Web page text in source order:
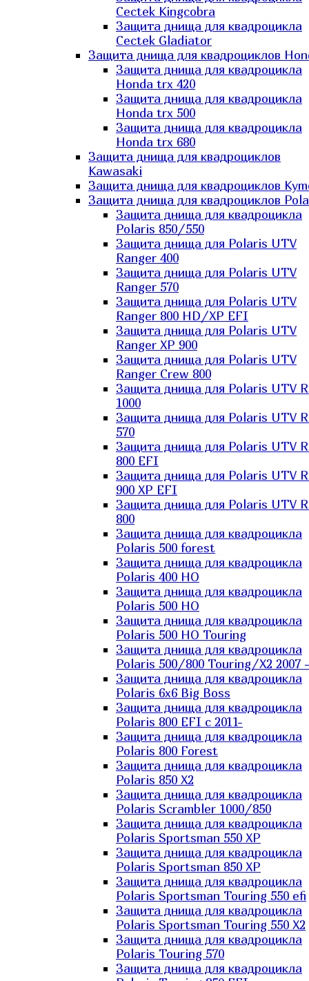
Cectek Kingcobra
Защита днища для квадроцикла
Cectek Gladiator
Защита днища для квадроциклов
Защита днища для квадроцикла
Honda trx 420
Защита днища для квадроцикла
Honda trx 500
Защита днища для квадроцикла
Honda trx 680
Защита днища для квадроциклов
Kawasaki
Защита днища для квадроциклов
Защита днища для квадроциклов
Защита днища для квадроцикла
Polaris 850/550
Защита днища для Polaris UTV
Ranger 400
Защита днища для Polaris UTV
Ranger 570
Защита днища для Polaris UTV
Ranger 800 HD/XP EFI
Защита днища для Polaris UTV
Ranger XP 900
Защита днища для Polaris UTV
Ranger Сrew 800
Защита днища для Polaris UTV
1000
Защита днища для Polaris UTV
570
Защита днища для Polaris UTV
800 EFI
Защита днища для Polaris UTV
900 XP EFI
Защита днища для Polaris UTV
800
Защита днища для квадроцикла
Polaris 500 forest
Защита днища для квадроцикла
Polaris 400 HO
Защита днища для квадроцикла
Polaris 500 HO
Защита днища для квадроцикла
Polaris 500 HO Touring
Защита днища для квадроцикла
Polaris 500/800 Touring/X2 2007 -
Защита днища для квадроцикла
Polaris 6х6 Big Boss
Защита днища для квадроцикла
Polaris 800 EFI с 2011-
Защита днища для квадроцикла
Polaris 800 Forest
Защита днища для квадроцикла
Polaris 850 X2
Защита днища для квадроцикла
Polaris Scrambler 1000/850
Защита днища для квадроцикла
Polaris Sportsman 550 XP
Защита днища для квадроцикла
Polaris Sportsman 850 XP
Защита днища для квадроцикла
Polaris Sportsman Touring 550 efi
Защита днища для квадроцикла
Polaris Sportsman Touring 550 X2
Защита днища для квадроцикла
Polaris Touring 570
Защита днища для квадроцикла